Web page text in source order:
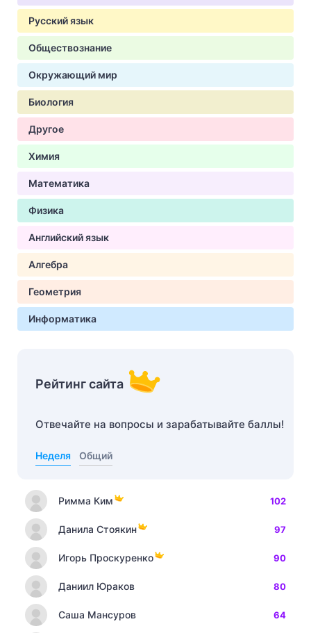
Русский язык
Обществознание
Окружающий мир
Биология
Другое
Химия
Математика
Физика
Английский язык
Алгебра
Геометрия
Информатика
Рейтинг сайта
Отвечайте на вопросы и зарабатывайте баллы!
Неделя Общий
Римма Ким 102
Данила Стоякин 97
Игорь Проскуренко 90
Даниил Юраков 80
Саша Мансуров 64